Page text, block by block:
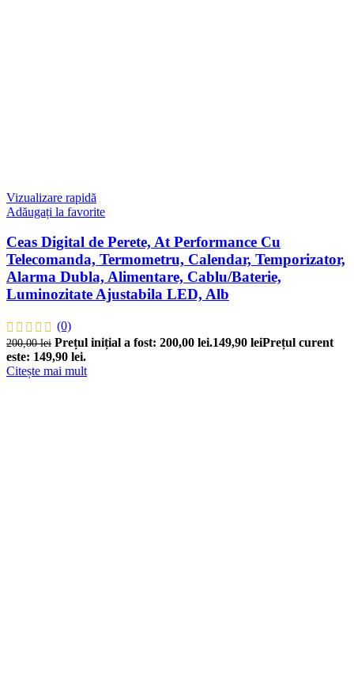
Vizualizare rapidă
Adăugați la favorite
Ceas Digital de Perete, At Performance Cu
Telecomanda, Termometru, Calendar, Temporizator,
Alarma Dubla, Alimentare, Cablu/Baterie,
Luminozitate Ajustabila LED, Alb
(0)
200,00lei Prețul inițial a fost: 200,00 lei.149,90 leiPrețul curent
este: 149,90 lei.
Citește mai mult